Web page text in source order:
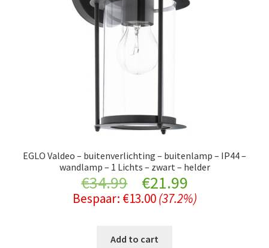
EGLO Valdeo – buitenverlichting – buitenlamp – IP44 –
wandlamp – 1 Lichts – zwart – helder
€34.99
Original
price
was:
€21.99Current
price
Bespaar: €13.00 (37.2%)
Add to cart